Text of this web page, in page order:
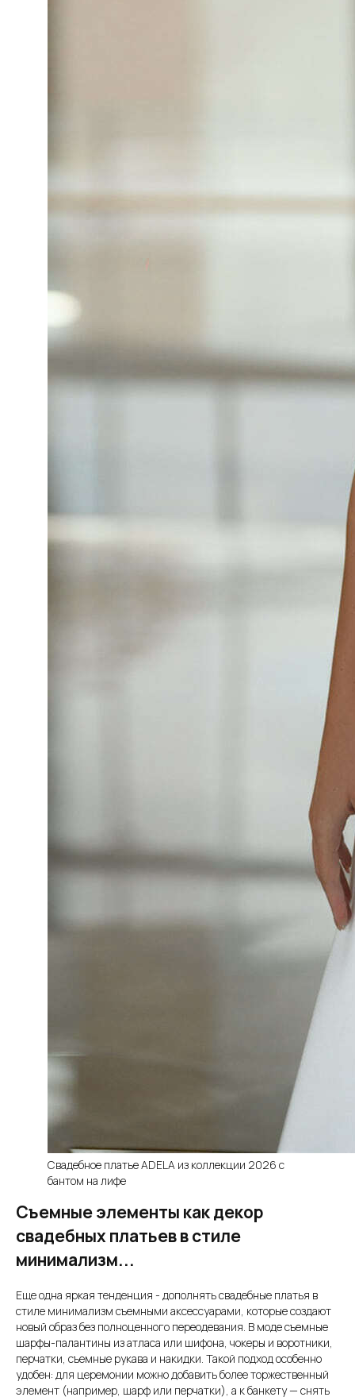
Свадебное платье ADELA из коллекции 2026 с
бантом на лифе
Съемные элементы как декор
свадебных платьев в стиле
минимализм...
Еще одна яркая тенденция - дополнять свадебные платья в
стиле минимализм съемными аксессуарами, которые создают
новый образ без полноценного переодевания. В моде съемные
шарфы-палантины из атласа или шифона, чокеры и воротники,
перчатки, съемные рукава и накидки. Такой подход особенно
удобен: для церемонии можно добавить более торжественный
элемент (например, шарф или перчатки), а к банкету — снять
Использование cookies
2017-2026 Свадебный салон PRIMA BRIDAL©. Все права защищены.